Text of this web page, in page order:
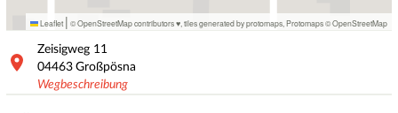
Leaflet | © OpenStreetMap contributors ♥, tiles generated by protomaps Protomaps©OpenStreetMap
Zeisigweg 11
04463 Großpösna
Wegbeschreibung